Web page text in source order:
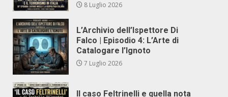
8 Luglio 2026
L’Archivio dell’Ispettore Di
Falco | Episodio 4: L’Arte di
Catalogare l’Ignoto
7 Luglio 2026
Il caso Feltrinelli e quella nota